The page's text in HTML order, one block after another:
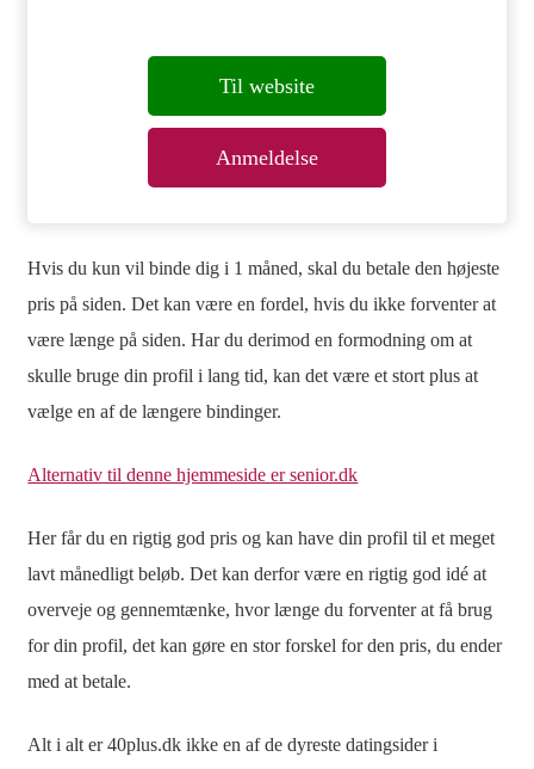
Til website
Anmeldelse
Hvis du kun vil binde dig i 1 måned, skal du betale den højeste
pris på siden. Det kan være en fordel, hvis du ikke forventer at
være længe på siden. Har du derimod en formodning om at
skulle bruge din profil i lang tid, kan det være et stort plus at
vælge en af de længere bindinger.
Alternativ til denne hjemmeside er senior.dk
Her får du en rigtig god pris og kan have din profil til et meget
lavt månedligt beløb. Det kan derfor være en rigtig god idé at
overveje og gennemtænke, hvor længe du forventer at få brug
for din profil, det kan gøre en stor forskel for den pris, du ender
med at betale.
Alt i alt er 40plus.dk ikke en af de dyreste datingsider i